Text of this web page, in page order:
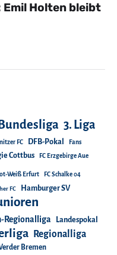
Emil Holten bleibt
3. Liga
FC DFB-Pokal Fans
Cottbus FC Erzgebirge Aue
Weiß Erfurt FC Schalke 04
FC Hamburger SV
Regionalliga
Landespokal
Regionalliga
Bremen